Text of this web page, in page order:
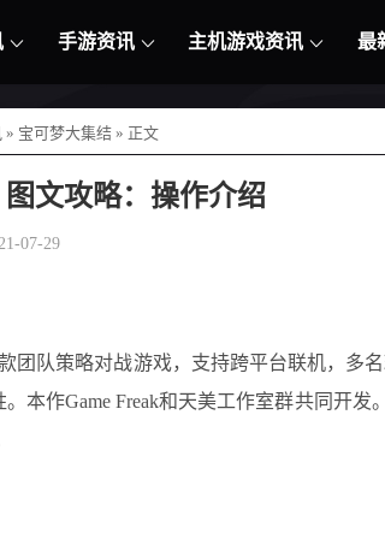
手游资讯 主机游戏资讯 最
» 宝可梦大集结 » 正文
图文攻略：操作介绍
07-29
团队策略对战游戏，支持跨平台联机，多
本作Game Freak和天美工作室群共同开